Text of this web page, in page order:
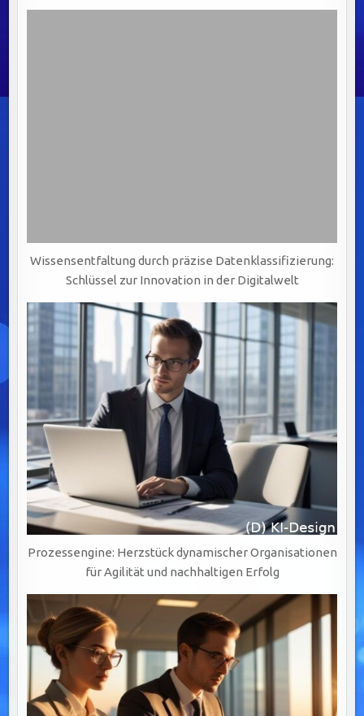
Wissensentfaltung durch präzise Datenklassifizierung:
Schlüssel zur Innovation in der Digitalwelt
Prozessengine: Herzstück dynamischer Organisationen
für Agilität und nachhaltigen Erfolg